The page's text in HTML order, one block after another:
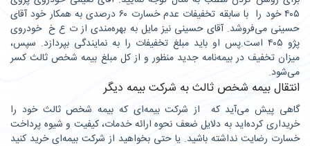
۴۰۵ خود را با سابقه تخفیفات عدم خسارت ۶۰ درصدی به همکار خود آقای
حسینی می‌فروشد. آقای حسینی نیز مایل به بهره‌مندی از ت ع خ خودروی
پژو ۴۰۵ است.پس او باید مبلغ تخفیفات را به نمایندگی بپردازد. سپس،
میزان تخفیف در بیمه‌نامه جدید منظور و از کل مبلغ بیمه شخص ثالث کسر
می‌شود.
انتقال بیمه شخص ثالث به شرکت بیمه دیگر
گاهی پیش می‌آید که از شرکت بیمه‎‌ای که بیمه شخص ثالث خود را
خریداری کرده‌اید به دلایل ضعف نحوه ارائه خدمات، کیفیت و شیوه پرداخت
خسارت رضایت نداشته باشید. یا حتی بخواهید از شرکت بیمه‌ای خرید کنید